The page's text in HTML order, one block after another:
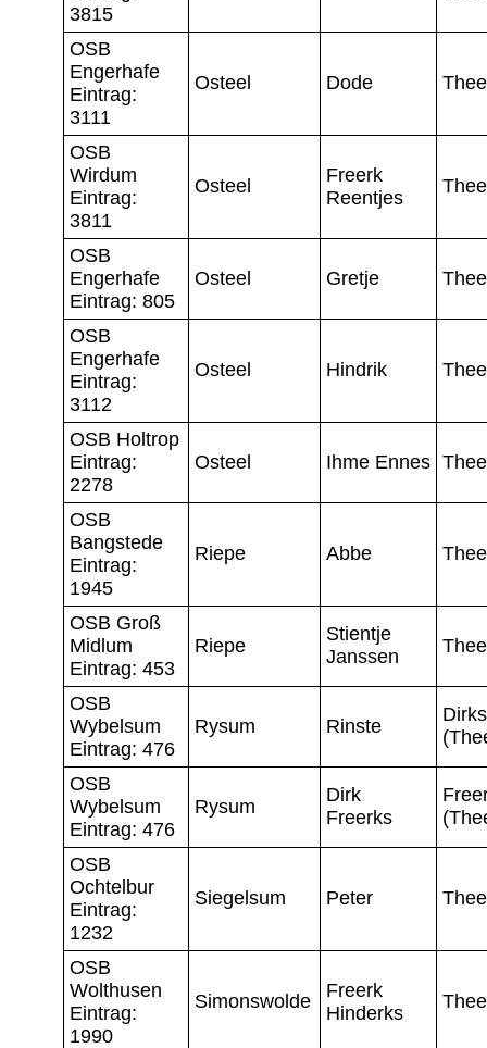
3815
OSB
Engerhafe
Eintrag:
3111
Osteel Dode
OSB
Wirdum
Eintrag:
3811
Osteel
Freerk
Reentjes
OSB
Engerhafe
Eintrag: 805
Osteel Gretje
OSB
Engerhafe
Eintrag:
3112
Osteel Hindrik
OSB Holtrop
Eintrag:
2278
Osteel Ihme Ennes
OSB
Bangstede
Eintrag:
1945
Riepe Abbe
OSB Groß
Midlum
Eintrag: 453
Riepe
Stientje
Janssen
OSB
Wybelsum
Eintrag: 476
Rysum Rinste
Dirks
OSB
Wybelsum
Eintrag: 476
Rysum
Dirk
Freerks
OSB
Ochtelbur
Eintrag:
1232
Siegelsum Peter
OSB
Wolthusen
Eintrag:
1990
Simonswolde
Freerk
Hinderks